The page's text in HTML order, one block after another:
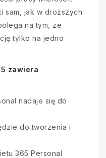
sam, jak w droższych
na tym, ze
tylko na jedno
zawiera
nadaje się do
do tworzenia i
365 Personal